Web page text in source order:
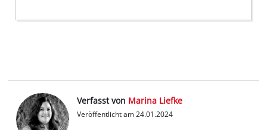
Verfasst von Marina Liefke
Veröffentlicht am 24.01.2024